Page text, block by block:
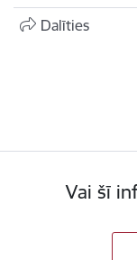
Dalīties
Vai šī